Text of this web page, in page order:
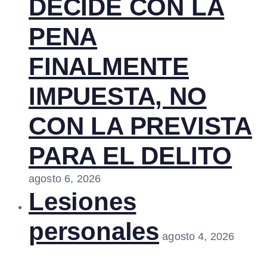
DECIDE CON LA
PENA
FINALMENTE
IMPUESTA, NO
CON LA PREVISTA
PARA EL DELITO
agosto 6, 2026
Lesiones
personales agosto 4, 2026